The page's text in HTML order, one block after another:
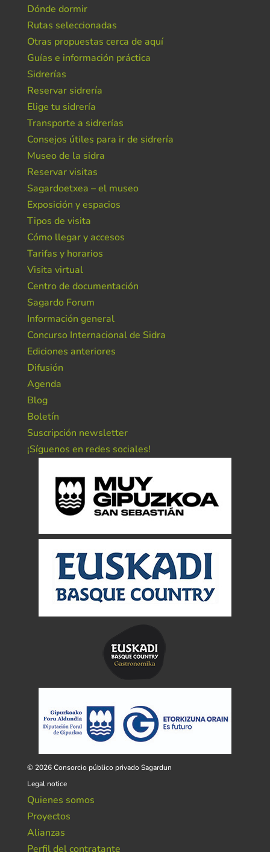
Dónde dormir
Rutas seleccionadas
Otras propuestas cerca de aquí
Guías e información práctica
Sidrerías
Reservar sidrería
Elige tu sidrería
Transporte a sidrerías
Consejos útiles para ir de sidrería
Museo de la sidra
Reservar visitas
Sagardoetxea – el museo
Exposición y espacios
Tipos de visita
Cómo llegar y accesos
Tarifas y horarios
Visita virtual
Centro de documentación
Sagardo Forum
Información general
Concurso Internacional de Sidra
Ediciones anteriores
Difusión
Agenda
Blog
Boletín
Suscripción newsletter
¡Síguenos en redes sociales!
© 2026 Consorcio público privado Sagardun
Legal notice
Quienes somos
Proyectos
Alianzas
Perfil del contratante